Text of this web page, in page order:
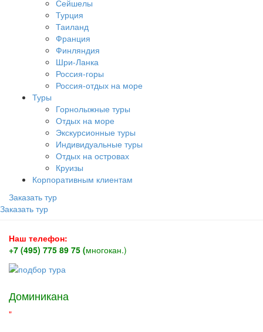
Сейшелы
Турция
Таиланд
Франция
Финляндия
Шри-Ланка
Россия-горы
Россия-отдых на море
Туры
Горнолыжные туры
Отдых на море
Экскурсионные туры
Индивидуальные туры
Отдых на островах
Круизы
Корпоративным клиентам
Заказать тур
Заказать тур
Наш телефон:
+7 (495) 775 89 75 (многокан.)
Доминикана
"